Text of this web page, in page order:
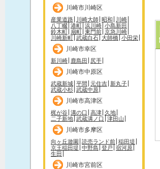
川崎市川崎区
産業道路 川崎大師 昭和
川崎
八丁畷 港町 浜川崎 小島新田
鈴木町 扇町 東門前 京急川崎
川崎新町 武蔵白石 大師橋 小田栄
川崎市幸区
新川崎 鹿島田 尻手
川崎市中原区
武蔵新城 平間 元住吉 新丸子
武蔵小杉 武蔵中原
川崎市高津区
梶が谷 溝の口 高津 久地
二子新地 武蔵溝ノ口 津田山
川崎市多摩区
向ヶ丘遊園 読売ランド前 稲田堤
京王稲田堤 中野島 登戸 宿河原
生田
川崎市宮前区